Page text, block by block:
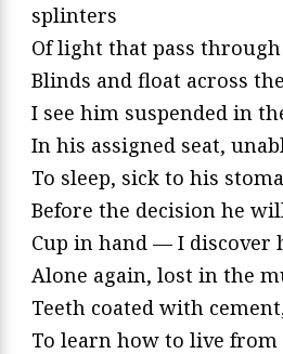
splinters
Of light that pass
Blinds and float across
I see him suspended in
In his assigned seat,
To sleep, sick to his
Before the decision he
Cup in hand — I discover
Alone again, lost in the
Teeth coated with
To learn how to live from